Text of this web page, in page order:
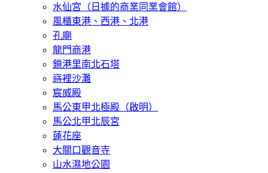
水仙宮（日據的商業同業會館）
風櫃東港、西港、北港
孔廟
龍門商港
鎖港里南北石塔
嵵裡沙灘
宸威殿
馬公東甲北極殿（啟明）
馬公北甲北辰宮
蓮花座
大關口觀音寺
山水濕地公園